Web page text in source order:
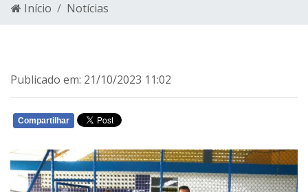
Início Notícias
Publicado em: 21/10/2023 11:02
Compartilhar